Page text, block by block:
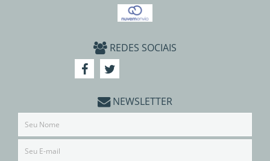
REDES SOCIAIS
NEWSLETTER